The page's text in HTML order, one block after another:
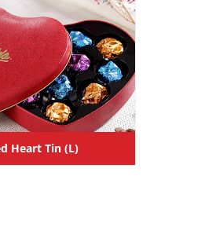
Heart Tin (L)